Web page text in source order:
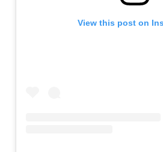
View this post on